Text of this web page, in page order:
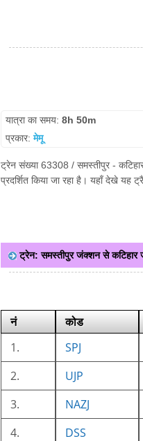
यात्रा का समय: 8h 50m
प्रकार:मेमू
ट्रेन संख्या 63308 / समस्तीपुर -
प्रदर्शित किया जा रहा है। यहाँ देखे
ट्रेन: समस्तीपुर जंक्शन से कटिहार
नं कोड
1.
SPJ
2.
UJP
3.
NAZJ
4.
DSS